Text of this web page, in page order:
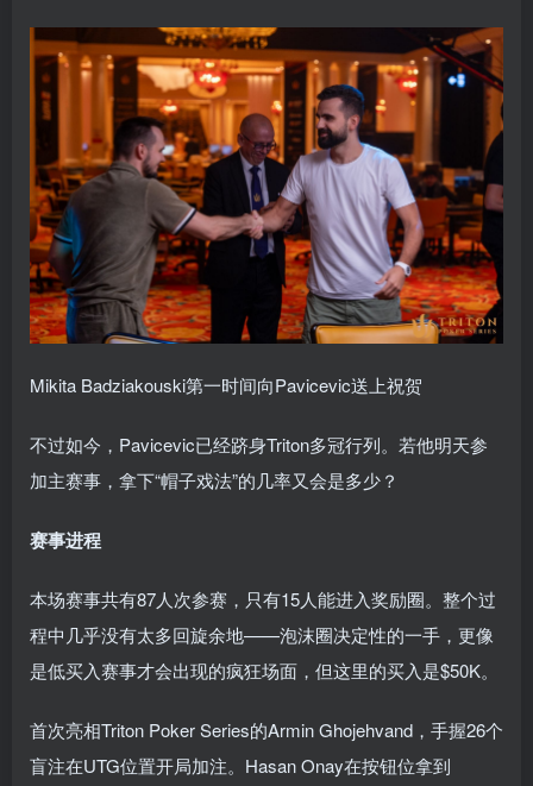
Mikita Badziakouski第一时间向Pavicevic送上祝贺
不过如今，Pavicevic已经跻身Triton多冠行列。若他明天参
加主赛事，拿下“帽子戏法”的几率又会是多少？
赛事进程
本场赛事共有87人次参赛，只有15人能进入奖励圈。整个过
程中几乎没有太多回旋余地——泡沫圈决定性的一手，更像
是低买入赛事才会出现的疯狂场面，但这里的买入是$50K。
首次亮相Triton Poker Series的Armin Ghojehvand，手握26个
盲注在UTG位置开局加注。Hasan Onay在按钮位拿到